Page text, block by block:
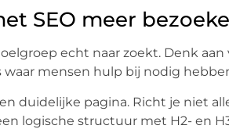
SEO meer
echt naar zoekt. Denk
mensen hulp bij nodig
duidelijke pagina. Richt je niet
logische structuur met H2- en